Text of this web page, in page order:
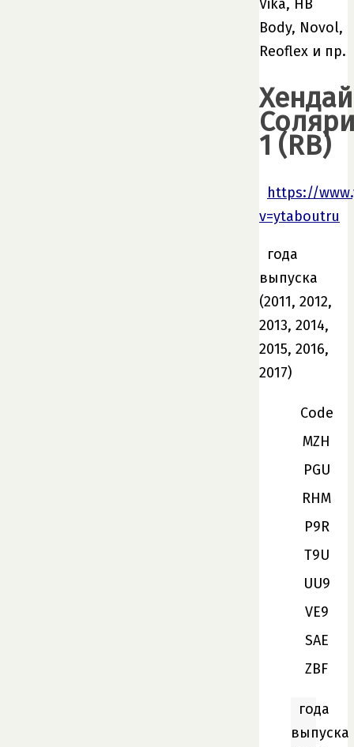
Vika, HB
Body, Novol,
Reoflex и пр.
Хендай
1 (RB)
https://
v=ytaboutru
года
выпуска
(2011, 2012,
2013, 2014,
2015, 2016,
2017)
Code
MZH
PGU
RHM
P9R
T9U
UU9
VE9
SAE
ZBF
года
выпуска